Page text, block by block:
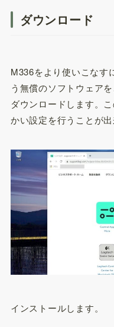
ダウンロード
M336をより使いこなす
う無償のソフトウェア
ダウンロードします。
かい設定を行うことが出
インストールします。